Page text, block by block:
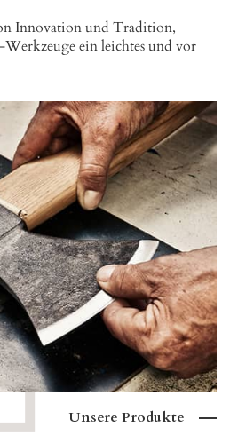
Innovation und Tradition,
ein leichtes und vor
Unsere Produkte